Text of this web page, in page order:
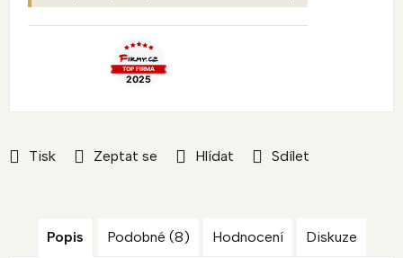
Tisk Zeptat se Hlídat Sdílet
Popis Podobné (8) Hodnocení Diskuze